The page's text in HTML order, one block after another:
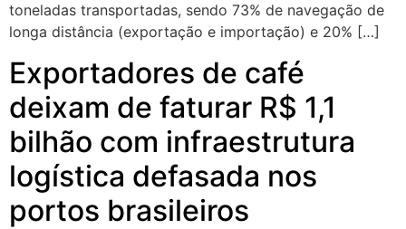
toneladas transportadas, sendo 73% de navegação de
longa distância (exportação e importação) e 20% […]
Exportadores de café
deixam de faturar R$ 1,1
bilhão com infraestrutura
logística defasada nos
portos brasileiros